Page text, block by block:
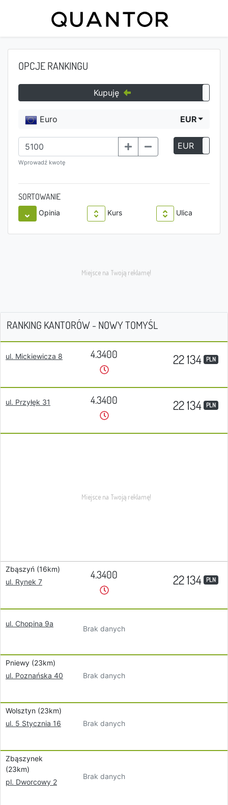
OPCJE RANKINGU
Kupuję
Euro EUR
Wprowadź kwotę
EUR
SORTOWANIE
Opinia Kurs Ulica
RANKING KANTORÓW - NOWY TOMYŚL
ul. Mickiewicza 8 4.3400 22 134 PLN
ul. Przyłęk 31 4.3400 22 134 PLN
Zbąszyń (16km)
ul. Rynek 7
4.3400 22 134 PLN
ul. Chopina 9a
Brak danych
Pniewy (23km)
ul. Poznańska 40
Brak danych
Wolsztyn (23km)
ul. 5 Stycznia 16
Brak danych
Zbąszynek
(23km)
pl. Dworcowy 2
Brak danych